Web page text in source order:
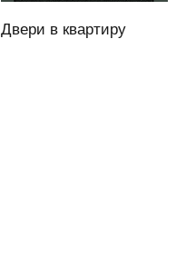
Двери в квартиру